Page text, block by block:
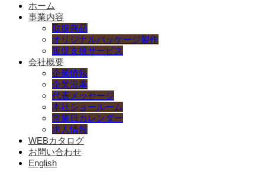
ホーム
事業内容
取扱商品
オリジナルパッケージ製作
販促支援サービス
会社概要
企業情報
企業沿革
代表メッセージ
本社ショールーム
営業日カレンダー
求人情報
WEBカタログ
お問い合わせ
English